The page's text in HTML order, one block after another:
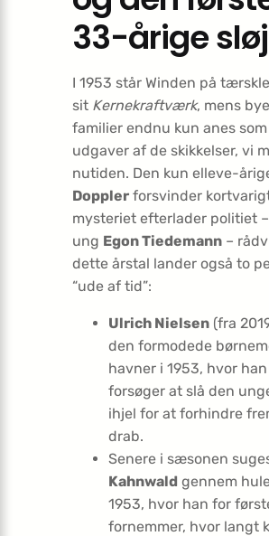
33-årige
I 1953 står Winden på
sit Kernekraftværk, mens
familier endnu kun anes
udgaver af de skikkelser, vi
nutiden. Den kun elleve-
Doppler forsvinder
mysteriet efterlader politiet
ung Egon Tiedemann –
dette årstal lander også to
“ude af tid”:
Ulrich Nielsen (fra
den formodede
havner i 1953, hvor
forsøger at slå den
ihjel for at forhindre
drab.
Senere i sæsonen
Kahnwald gennem
1953, hvor han for
fornemmer, hvor langt